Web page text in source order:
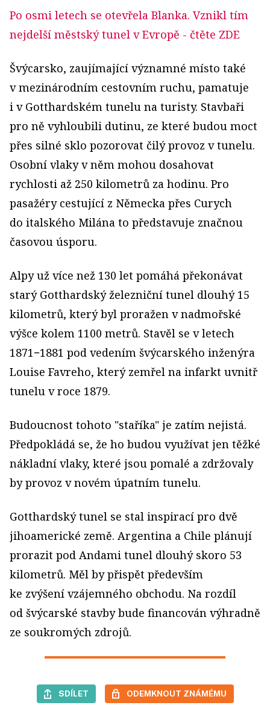
Po osmi letech se otevřela Blanka. Vznikl tím
nejdelší městský tunel v Evropě - čtěte ZDE
Švýcarsko, zaujímající významné místo také
v mezinárodním cestovním ruchu, pamatuje
i v Gotthardském tunelu na turisty. Stavbaři
pro ně vyhloubili dutinu, ze které budou moct
přes silné sklo pozorovat čilý provoz v tunelu.
Osobní vlaky v něm mohou dosahovat
rychlosti až 250 kilometrů za hodinu. Pro
pasažéry cestující z Německa přes Curych
do italského Milána to představuje značnou
časovou úsporu.
Alpy už více než 130 let pomáhá překonávat
starý Gotthardský železniční tunel dlouhý 15
kilometrů, který byl proražen v nadmořské
výšce kolem 1100 metrů. Stavěl se v letech
1871−1881 pod vedením švýcarského inženýra
Louise Favreho, který zemřel na infarkt uvnitř
tunelu v roce 1879.
Budoucnost tohoto "staříka" je zatím nejistá.
Předpokládá se, že ho budou využívat jen těžké
nákladní vlaky, které jsou pomalé a zdržovaly
by provoz v novém úpatním tunelu.
Gotthardský tunel se stal inspirací pro dvě
jihoamerické země. Argentina a Chile plánují
prorazit pod Andami tunel dlouhý skoro 53
kilometrů. Měl by přispět především
ke zvýšení vzájemného obchodu. Na rozdíl
od švýcarské stavby bude financován výhradně
ze soukromých zdrojů.
SDÍLET ODEMKNOUT ZNÁMÉMU